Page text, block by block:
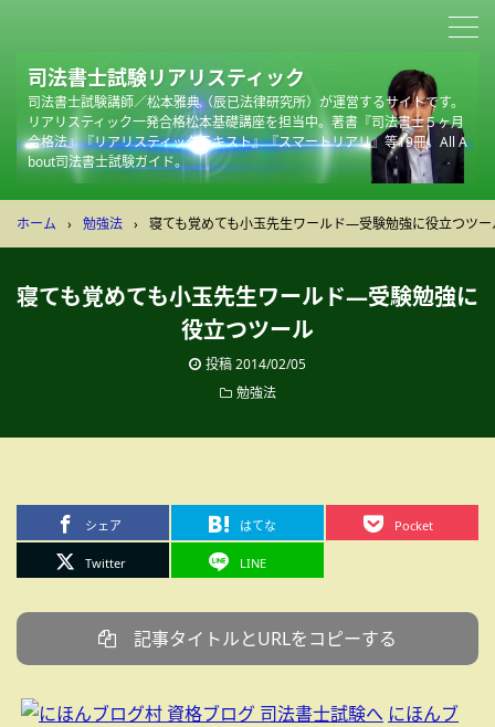
司法書士試験リアリスティック
司法書士試験講師／松本雅典（辰已法律研究所）が運営するサイトです。
リアリスティック一発合格松本基礎講座を担当中。著書『司法書士５ヶ月
合格法』『リアリスティックテキスト』『スマートリアリ』等19冊。All A
bout司法書士試験ガイド。
ホーム › 勉強法 › 寝ても覚めても小玉先生ワールド―受験勉強に役立つツー
寝ても覚めても小玉先生ワールド―受験勉強に
役立つツール
投稿2014/02/05
勉強法
シェア はてな Pocket
Twitter LINE
記事タイトルとURLをコピーする
にほんブ